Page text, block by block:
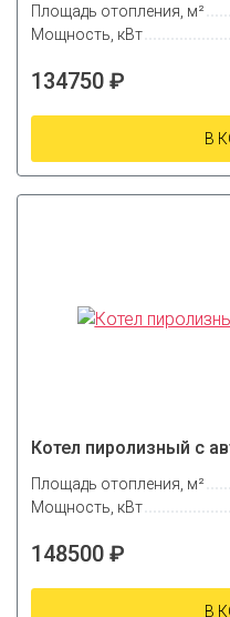
Площадь отопления, м²
Мощность, кВт
134750 ₽
В
Котел пиролизный с
Площадь отопления, м²
Мощность, кВт
148500 ₽
В